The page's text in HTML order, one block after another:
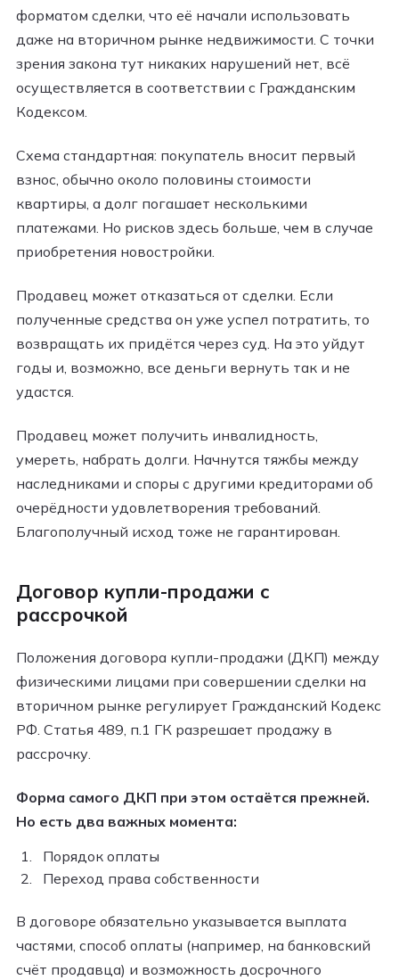
форматом сделки, что её начали использовать
даже на вторичном рынке недвижимости. С точки
зрения закона тут никаких нарушений нет, всё
осуществляется в соответствии с Гражданским
Кодексом.
Схема стандартная: покупатель вносит первый
взнос, обычно около половины стоимости
квартиры, а долг погашает несколькими
платежами. Но рисков здесь больше, чем в случае
приобретения новостройки.
Продавец может отказаться от сделки. Если
полученные средства он уже успел потратить, то
возвращать их придётся через суд. На это уйдут
годы и, возможно, все деньги вернуть так и не
удастся.
Продавец может получить инвалидность,
умереть, набрать долги. Начнутся тяжбы между
наследниками и споры с другими кредиторами об
очерёдности удовлетворения требований.
Благополучный исход тоже не гарантирован.
Договор купли-продажи с
рассрочкой
Положения договора купли-продажи (ДКП) между
физическими лицами при совершении сделки на
вторичном рынке регулирует Гражданский Кодекс
РФ. Статья 489, п.1 ГК разрешает продажу в
рассрочку.
Форма самого ДКП при этом остаётся прежней.
Но есть два важных момента:
Порядок оплаты
Переход права собственности
В договоре обязательно указывается выплата
частями, способ оплаты (например, на банковский
счёт продавца) и возможность досрочного